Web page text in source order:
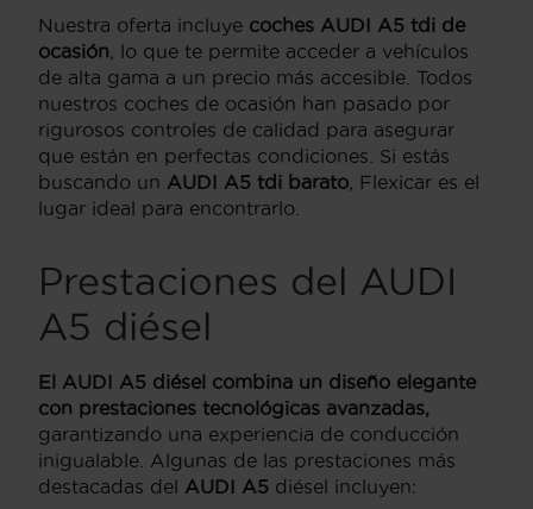
Nuestra oferta incluye coches AUDI A5 tdi de
ocasión , lo que te permite acceder a vehículos
de alta gama a un precio más accesible. Todos
nuestros coches de ocasión han pasado por
rigurosos controles de calidad para asegurar
que están en perfectas condiciones. Si estás
buscando un AUDI A5 tdi barato , Flexicar es el
lugar ideal para encontrarlo.
Prestaciones del AUDI
A5 diésel
El AUDI A5 diésel combina un diseño elegante
con prestaciones tecnológicas avanzadas,
garantizando una experiencia de conducción
inigualable. Algunas de las prestaciones más
destacadas del AUDI A5 diésel incluyen: